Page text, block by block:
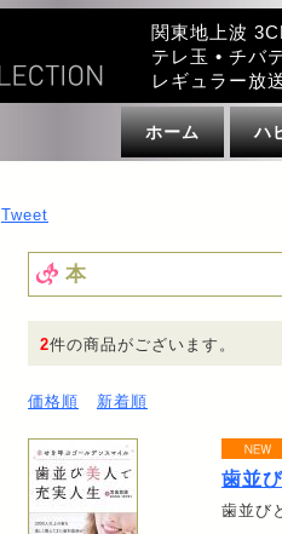
関東地上波
テレ玉 • チバ
レギュラー放
ホーム ハ
Tweet
本
2件の商品がございます。
価格順 新着順
歯並
歯並び